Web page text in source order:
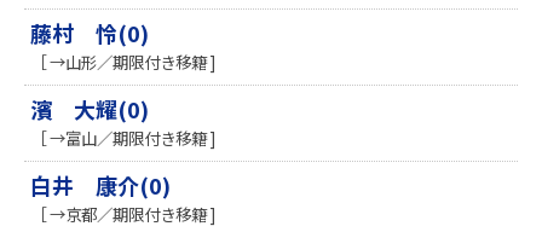
藤村 怜(0)
［ →山形／期限付き移籍 ]
濱 大耀(0)
［ →富山／期限付き移籍 ]
白井 康介(0)
［ →京都／期限付き移籍 ]